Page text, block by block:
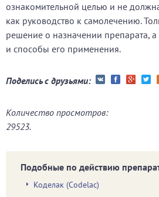
ознакомительной целью и не
как руководство к самолечению.
решение о назначении препарата,
и способы его применения.
Поделись с друзьями:
Количество просмотров:
29523.
Подобные по действию
Коделак (Codelac)